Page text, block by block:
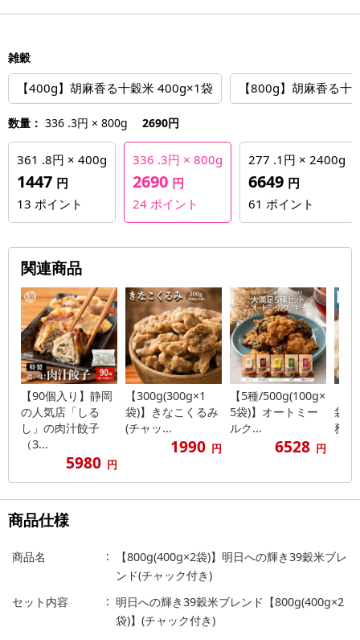
雑穀
【400g】胡麻香る十穀米 400g×1袋 【800g】胡麻香る
数量： 336 .3円 × 800g 2690円
361 .8円 × 400g
1447 円
13 ポイント
336 .3円 × 800g
2690 円
24 ポイント
277 .1円 × 2400g
6649 円
61 ポイント
関連商品
【90個入り】静岡
の人気店「しる
し」の肉汁餃子
（3...
5980 円
【300g(300g×1
袋)】きなこくるみ
(チャッ...
1990 円
【5種/500g(100g×
5袋)】オートミー
ルク...
6528 円
袋)
務用
商品仕様
商品名
【800g(400g×2袋)】明日への輝き39穀米ブレ
ンド(チャック付き)
セット内容
明日への輝き39穀米ブレンド【800g(400g×2
袋)】(チャック付き)